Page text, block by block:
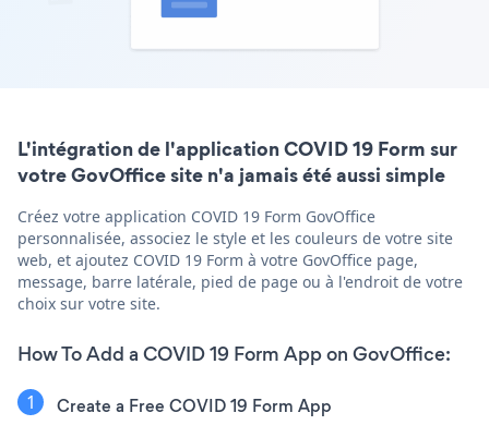
L'intégration de l'application COVID 19 Form sur
votre GovOffice site n'a jamais été aussi simple
Créez votre application COVID 19 Form GovOffice
personnalisée, associez le style et les couleurs de votre site
web, et ajoutez COVID 19 Form à votre GovOffice page,
message, barre latérale, pied de page ou à l'endroit de votre
choix sur votre site.
How To Add a COVID 19 Form App on GovOffice:
Create a Free COVID 19 Form App